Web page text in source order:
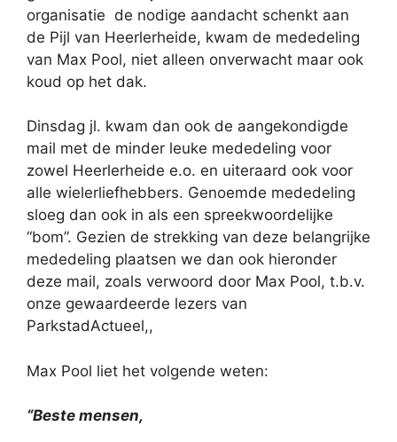
organisatie de nodige aandacht schenkt aan
de Pijl van Heerlerheide, kwam de mededeling
van Max Pool, niet alleen onverwacht maar ook
koud op het dak.
Dinsdag jl. kwam dan ook de aangekondigde
mail met de minder leuke mededeling voor
zowel Heerlerheide e.o. en uiteraard ook voor
alle wielerliefhebbers. Genoemde mededeling
sloeg dan ook in als een spreekwoordelijke
“bom”. Gezien de strekking van deze belangrijke
mededeling plaatsen we dan ook hieronder
deze mail, zoals verwoord door Max Pool, t.b.v.
onze gewaardeerde lezers van
ParkstadActueel,,
Max Pool liet het volgende weten:
“Beste mensen,